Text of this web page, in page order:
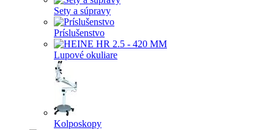
Sety a súpravy
Príslušenstvo
Lupové okuliare
Kolposkopy